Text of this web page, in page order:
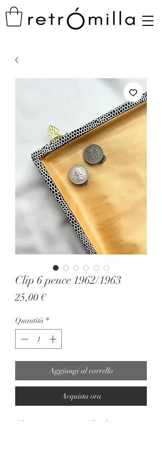
Clip 6 pence 1962/1963
25,00 €Prezzo
Quantità *
Aggiungi al carrello
Acquista ora
Clip 6 pence regina Elisabetta